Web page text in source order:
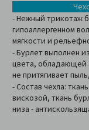
- Нежный трикотаж
гипоаллергенном
мягкости и
- Бурлет выполнен
цвета, обладающей
не притягивает
- Состав чехла:
вискозой, ткань
низа -